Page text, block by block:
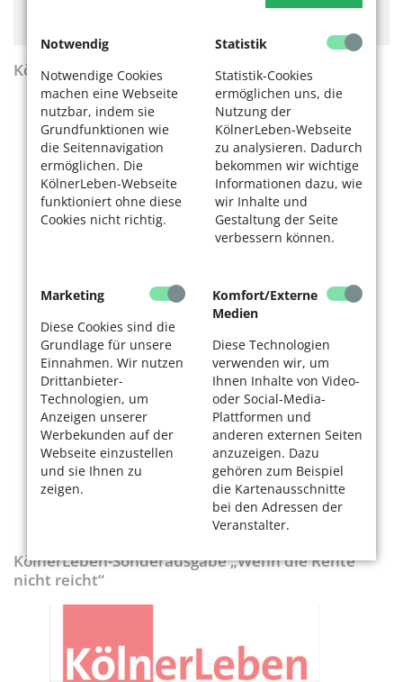
Notwendig
Notwendige Cookies
machen eine Webseite
nutzbar, indem sie
Grundfunktionen wie
die Seitennavigation
ermöglichen. Die
KölnerLeben-Webseite
funktioniert ohne diese
Cookies nicht richtig.
Statistik
Statistik-Cookies
ermöglichen uns, die
Nutzung der
KölnerLeben-Webseite
zu analysieren. Dadurch
bekommen wir wichtige
Informationen dazu, wie
wir Inhalte und
Gestaltung der Seite
verbessern können.
Marketing
Diese Cookies sind die
Grundlage für unsere
Einnahmen. Wir nutzen
Drittanbieter-
Technologien, um
Anzeigen unserer
Werbekunden auf der
Webseite einzustellen
und sie Ihnen zu
zeigen.
Komfort/Externe
Medien
Diese Technologien
verwenden wir, um
Ihnen Inhalte von Video-
oder Social-Media-
Plattformen und
anderen externen Seiten
anzuzeigen. Dazu
gehören zum Beispiel
die Kartenausschnitte
bei den Adressen der
Veranstalter.
Hier könnte Werbung stehen, mit der wir uns
KölnerLeben Sommer 2026
KölnerLeben-Sonderausgabe „Wenn die Rente
nicht reicht“